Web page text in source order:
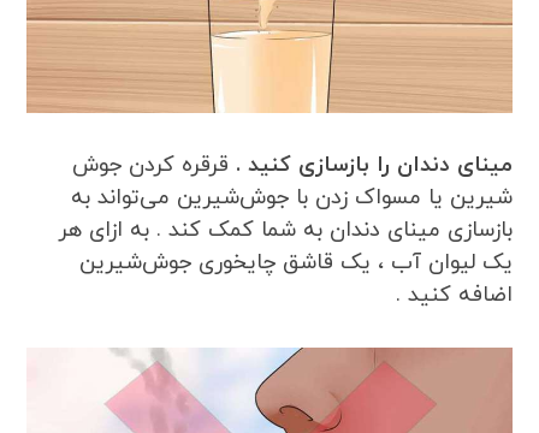
مینای دندان را بازسازی کنید . قرقره کردن جوش
شیرین یا مسواک زدن با جوش‌شیرین می‌تواند به
بازسازی مینای دندان به شما کمک کند . به ازای هر
یک لیوان آب ، یک قاشق چایخوری جوش‌شیرین
اضافه کنید .